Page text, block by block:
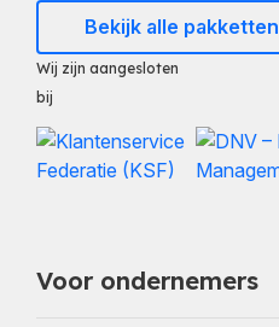
Bekijk alle pakketten
Wij zijn aangesloten
bij
Voor ondernemers